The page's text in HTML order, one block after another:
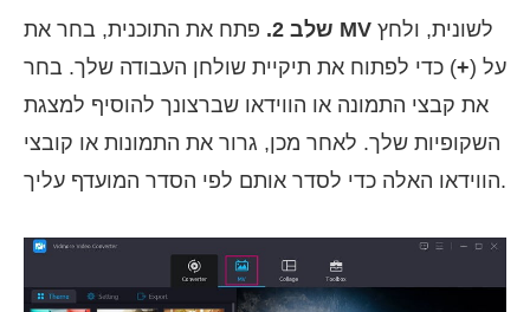
שלב 2. MV
על (+) כדי לפתוח את תיקיית שולחן העבודה שלך. בחר
את קבצי התמונה או הווידאו שברצונך להוסיף למצגת
השקופיות שלך. לאחר מכן, גרור את התמונות או קובצי
הווידאו האלה כדי לסדר אותם לפי הסדר המועדף עליך.